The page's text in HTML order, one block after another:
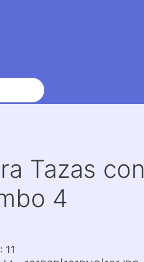
Tazas con
4
: 11